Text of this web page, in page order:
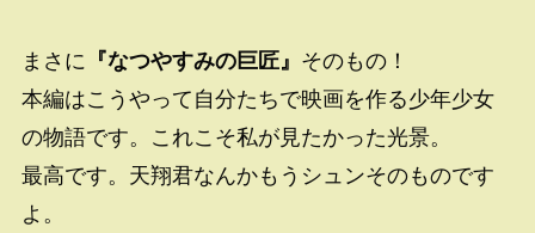
まさに 『なつやすみの巨匠』 そのもの！
本編はこうやって自分たちで映画を作る少年少女
の物語です。これこそ私が見たかった光景。
最高です。天翔君なんかもうシュンそのものです
よ。